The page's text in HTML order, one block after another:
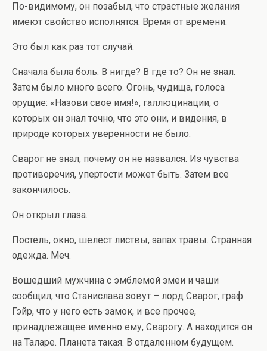
По-видимому, он позабыл, что страстные желания
имеют свойство исполнятся. Время от времени.
Это был как раз тот случай.
Сначала была боль. В нигде? В где то? Он не знал.
Затем было много всего. Огонь, чудища, голоса
орущие: «Назови свое имя!», галлюцинации, о
которых он знал точно, что это они, и видения, в
природе которых уверенности не было.
Сварог не знал, почему он не назвался. Из чувства
противоречия, упертости может быть. Затем все
закончилось.
Он открыл глаза.
Постель, окно, шелест листвы, запах травы. Странная
одежда. Меч.
Вошедший мужчина с эмблемой змеи и чаши
сообщил, что Станислава зовут – лорд Сварог, граф
Гэйр, что у него есть замок, и все прочее,
принадлежащее именно ему, Сварогу. А находится он
на Таларе. Планета такая. В отдаленном будущем.